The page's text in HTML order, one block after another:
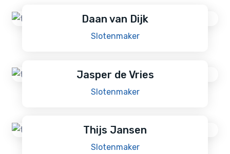
Daan van Dijk
Slotenmaker
Jasper de Vries
Slotenmaker
Thijs Jansen
Slotenmaker